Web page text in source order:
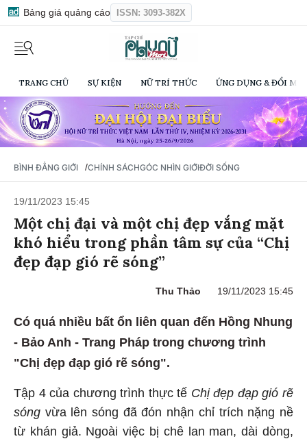
Bảng giá quảng cáo ISSN: 3093-382X
TRANG CHỦ SỰ KIỆN NỮ TRÍ THỨC ỨNG DỤNG & ĐỔI
BÌNH ĐẲNG GIỚI /CHÍNH SÁCHGÓC NHÌN GIỚIĐỜI SỐNG
19/11/2023 15:45
Một chị đại và một chị đẹp vắng mặt
khó hiểu trong phần tâm sự của “Chị
đẹp đạp gió rẽ sóng”
Thu Thảo 19/11/2023 15:45
Có quá nhiều bất ổn liên quan đến Hồng Nhung
- Bảo Anh - Trang Pháp trong chương trình
"Chị đẹp đạp gió rẽ sóng".
Tập 4 của chương trình thực tế Chị đẹp đạp gió rẽ
sóng vừa lên sóng đã đón nhận chỉ trích nặng nề
từ khán giả. Ngoài việc bị chê lan man, dài dòng,